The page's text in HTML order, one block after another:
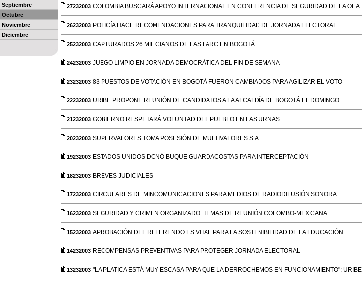
Septiembre
Octubre
Noviembre
Diciembre
27232003 COLOMBIA BUSCARÁ APOYO INTERNACIONAL EN CONFERENCIA DE SEGURIDAD DE LA OEA
26232003 POLICÍA HACE RECOMENDACIONES PARA TRANQUILIDAD DE JORNADA ELECTORAL
25232003 CAPTURADOS 26 MILICIANOS DE LAS FARC EN BOGOTÁ
24232003 JUEGO LIMPIO EN JORNADA DEMOCRÁTICA DEL FIN DE SEMANA
23232003 83 PUESTOS DE VOTACIÓN EN BOGOTÁ FUERON CAMBIADOS PARA AGILIZAR EL VOTO
22232003 URIBE PROPONE REUNIÓN DE CANDIDATOS A LA ALCALDÍA DE BOGOTÁ EL DOMINGO
21232003 GOBIERNO RESPETARÁ VOLUNTAD DEL PUEBLO EN LAS URNAS
20232003 SUPERVALORES TOMA POSESIÓN DE MULTIVALORES S.A.
19232003 ESTADOS UNIDOS DONÓ BUQUE GUARDACOSTAS PARA INTERCEPTACIÓN
18232003 BREVES JUDICIALES
17232003 CIRCULARES DE MINCOMUNICACIONES PARA MEDIOS DE RADIODIFUSIÓN SONORA
16232003 SEGURIDAD Y CRIMEN ORGANIZADO: TEMAS DE REUNIÓN COLOMBO-MEXICANA
15232003 APROBACIÓN DEL REFERENDO ES VITAL PARA LA SOSTENIBILIDAD DE LA EDUCACIÓN
14232003 RECOMPENSAS PREVENTIVAS PARA PROTEGER JORNADA ELECTORAL
13232003 "LA PLATICA ESTÁ MUY ESCASA PARA QUE LA DERROCHEMOS EN FUNCIONAMIENTO": URIBE